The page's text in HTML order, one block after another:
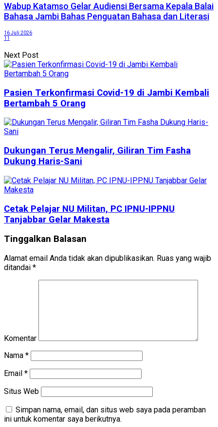
Wabup Katamso Gelar Audiensi Bersama Kepala Balai
Bahasa Jambi Bahas Penguatan Bahasa dan Literasi
16 Juli 2026
11
Next Post
Pasien Terkonfirmasi Covid-19 di Jambi Kembali
Bertambah 5 Orang
Dukungan Terus Mengalir, Giliran Tim Fasha
Dukung Haris-Sani
Cetak Pelajar NU Militan, PC IPNU-IPPNU
Tanjabbar Gelar Makesta
Tinggalkan Balasan
Alamat email Anda tidak akan dipublikasikan. Ruas yang wajib
ditandai *
Komentar
Nama *
Email *
Situs Web
Simpan nama, email, dan situs web saya pada peramban
ini untuk komentar saya berikutnya.